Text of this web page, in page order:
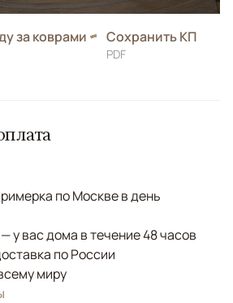
за коврами Сохранить КП
PDF
по Москве в день
у вас дома в течение 48 часов
по России
миру